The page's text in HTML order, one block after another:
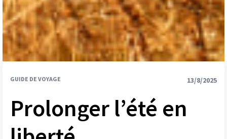
GUIDE DE VOYAGE 13/8/2025
Prolonger l’été en